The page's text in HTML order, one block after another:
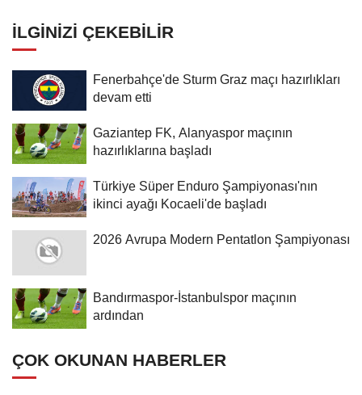
İLGINIZI ÇEKEBILIR
Fenerbahçe'de Sturm Graz maçı hazırlıkları
devam etti
Gaziantep FK, Alanyaspor maçının
hazırlıklarına başladı
Türkiye Süper Enduro Şampiyonası'nın
ikinci ayağı Kocaeli'de başladı
2026 Avrupa Modern Pentatlon Şampiyonası
Bandırmaspor-İstanbulspor maçının
ardından
ÇOK OKUNAN HABERLER